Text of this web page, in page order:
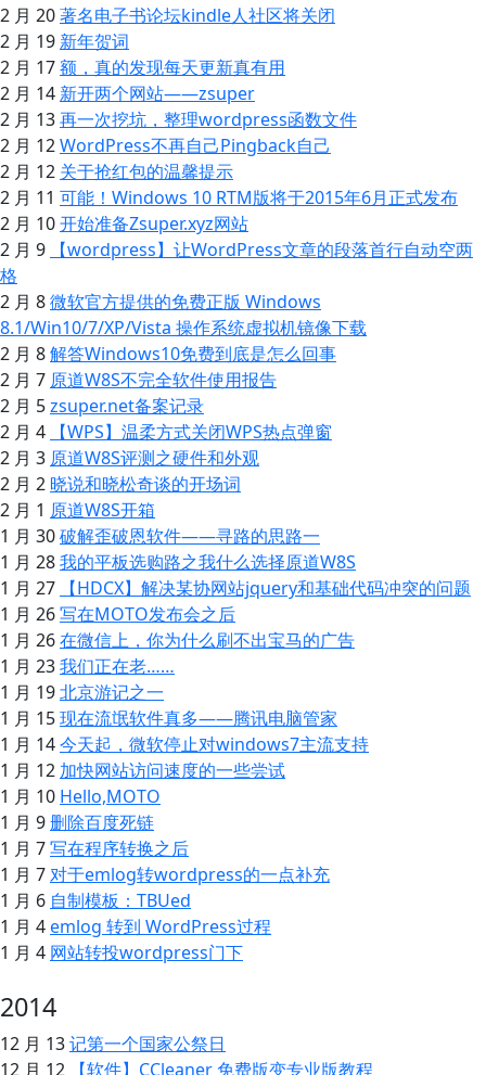
2 月 20著名电子书论坛kindle人社区将关闭
2 月 19 新年贺词
2 月 17额，真的发现每天更新真有用
2 月 14 新开两个网站——zsuper
2 月 13再一次挖坑，整理wordpress函数文件
2 月 12WordPress不再自己Pingback自己
2 月 12 关于抢红包的温馨提示
2 月 11 可能！Windows 10 RTM版将于2015年6月正式发布
2 月 10开始准备Zsuper.xyz网站
2 月 9
【wordpress】让WordPress文章的段落首行自动空两
格
2 月 8微软官方提供的免费正版 Windows
8.1/Win10/7/XP/Vista 操作系统虚拟机镜像下载
2 月 8解答Windows10免费到底是怎么回事
2 月 7 原道W8S不完全软件使用报告
2 月 5zsuper.net备案记录
2 月 4
【WPS】温柔方式关闭WPS热点弹窗
2 月 3 原道W8S评测之硬件和外观
2 月 2 晓说和晓松奇谈的开场词
2 月 1 原道W8S开箱
1 月 30破解歪破恩软件——寻路的思路一
1 月 28我的平板选购路之我什么选择原道W8S
1 月 27
【HDCX】解决某协网站jquery和基础代码冲突的问题
1 月 26写在MOTO发布会之后
1 月 26在微信上，你为什么刷不出宝马的广告
1 月 23我们正在老……
1 月 19北京游记之一
1 月 15现在流氓软件真多——腾讯电脑管家
1 月 14今天起，微软停止对windows7主流支持
1 月 12 加快网站访问速度的一些尝试
1 月 10 Hello,MOTO
1 月 9删除百度死链
1 月 7写在程序转换之后
1 月 7对于emlog转wordpress的一点补充
1 月 6 自制模板：TBUed
1 月 4emlog 转到 WordPress过程
1 月 4 网站转投wordpress门下
2014
12 月 13记第一个国家公祭日
12 月 12
【软件】CCleaner 免费版变专业版教程